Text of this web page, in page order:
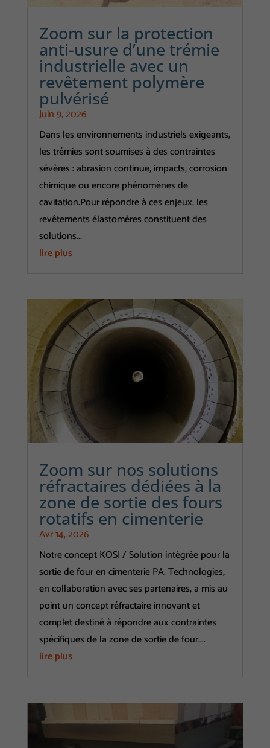
Zoom sur la protection
anti-usure d’une trémie
industrielle avec un
revêtement polymère
pulvérisé
Juin 9, 2026
Dans les environnements industriels exigeants,
les trémies sont soumises à des contraintes
sévères : abrasion continue, impacts, corrosion
chimique ou encore phénomènes de
cavitation.Pour répondre à ces enjeux, les
revêtements élastomères constituent des
solutions...
lire plus
Zoom sur nos solutions
réfractaires dédiées à la
zone de sortie des fours
rotatifs en cimenterie
Avr 14, 2026
Notre concept KOSI / Solution intégrée pour la
sortie de four en cimenterie PA. Technologies,
en collaboration avec ses partenaires, a mis au
point un concept réfractaire innovant et
complet destiné à répondre aux contraintes
spécifiques de la zone de sortie de four....
lire plus